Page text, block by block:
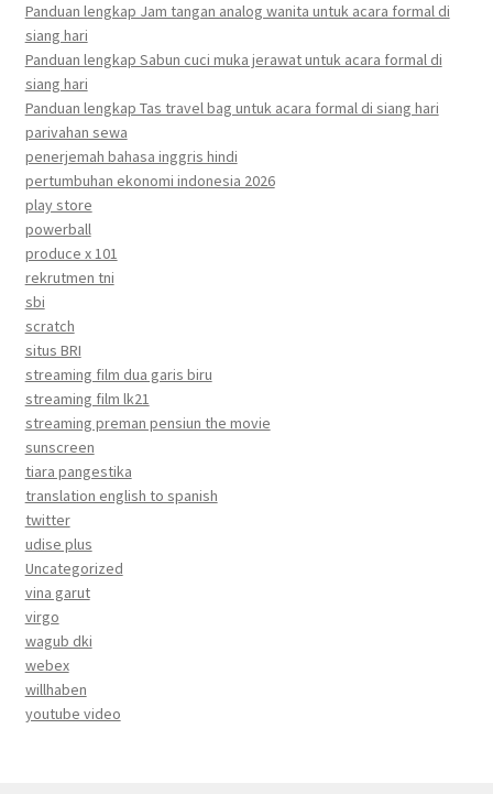
Panduan lengkap Jam tangan analog wanita untuk acara formal di
siang hari
Panduan lengkap Sabun cuci muka jerawat untuk acara formal di
siang hari
Panduan lengkap Tas travel bag untuk acara formal di siang hari
parivahan sewa
penerjemah bahasa inggris hindi
pertumbuhan ekonomi indonesia 2026
play store
powerball
produce x 101
rekrutmen tni
sbi
scratch
situs BRI
streaming film dua garis biru
streaming film lk21
streaming preman pensiun the movie
sunscreen
tiara pangestika
translation english to spanish
twitter
udise plus
Uncategorized
vina garut
virgo
wagub dki
webex
willhaben
youtube video